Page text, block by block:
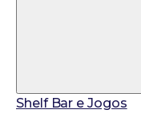
Shelf Bar e Jogos